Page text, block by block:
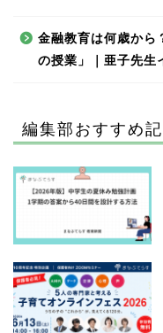
金融教育は何歳から
の授業」｜亜子先生
編集部おすすめ